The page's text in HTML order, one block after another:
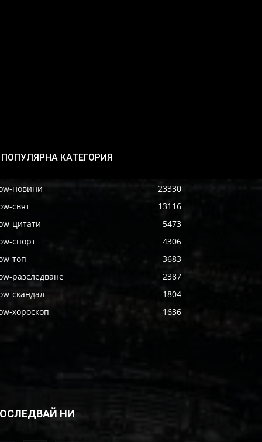
ПОПУЛЯРНА КАТЕГОРИЯ
новини
23330
свят
13116
цитати
5473
спорт
4306
топ
3683
разследване
2387
скандал
1804
хороскоп
1636
НИ